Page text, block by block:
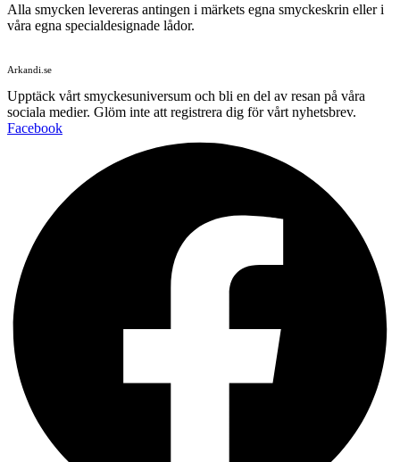
Alla smycken levereras antingen i märkets egna smyckeskrin eller i
våra egna specialdesignade lådor.
Arkandi.se
Upptäck vårt smyckesuniversum och bli en del av resan på våra
sociala medier. Glöm inte att registrera dig för vårt nyhetsbrev.
Facebook